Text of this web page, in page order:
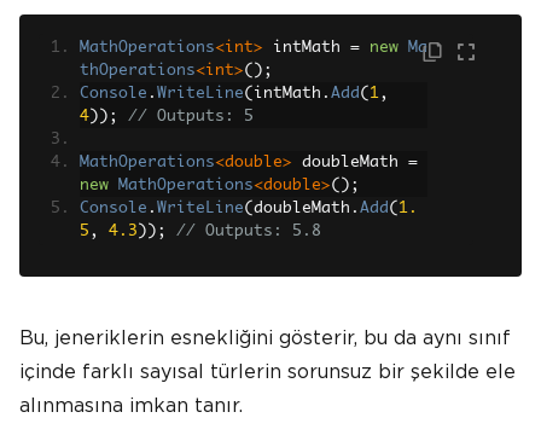
MathOperations<int> intMath = new
Ma
thOperations<int>();
Console . WriteLine( intMath . Add ( 1,
4 )); // Outputs: 5
MathOperations<double> doubleMath =
new
MathOperations<double>();
Console . WriteLine( doubleMath . Add ( 1.
5 , 4.3 )); // Outputs: 5.8
Bu, jeneriklerin esnekliğini gösterir, bu da aynı sınıf
içinde farklı sayısal türlerin sorunsuz bir şekilde ele
alınmasına imkan tanır.